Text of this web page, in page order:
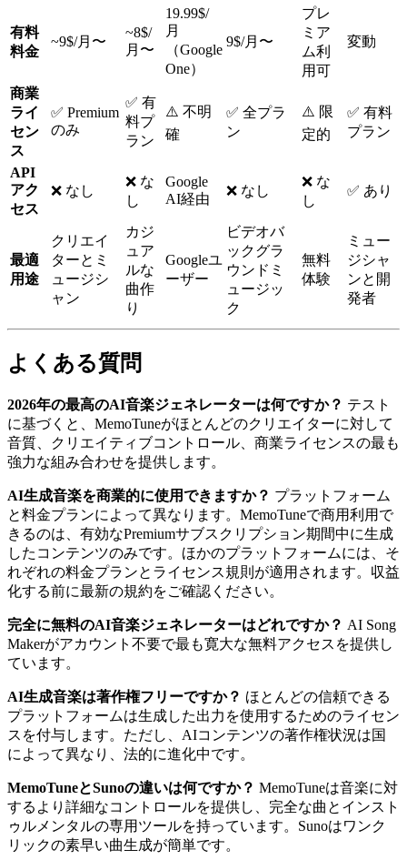
有料
料金
~9$/月〜
~8$/
月〜
19.99$/
月
（Google
One）
9$/月〜
プレ
ミア
ム利
用可
変動
商業
ライ
セン
ス
✅ Premium
のみ
✅ 有
料プ
ラン
⚠️ 不明
確
✅ 全プラ
ン
⚠️ 限
定的
✅ 有料
プラン
API
アク
セス
❌ なし
❌ な
し
Google
AI経由
❌ なし
❌ な
し
✅ あり
最適
用途
クリエイ
ターとミ
ュージシ
ャン
カジ
ュア
ルな
曲作
り
Googleユ
ーザー
ビデオバ
ックグラ
ウンドミ
ュージッ
ク
無料
体験
ミュー
ジシャ
ンと開
発者
よくある質問
2026年の最高のAI音楽ジェネレーターは何ですか？ テスト
に基づくと、MemoTuneがほとんどのクリエイターに対して
音質、クリエイティブコントロール、商業ライセンスの最も
強力な組み合わせを提供します。
AI生成音楽を商業的に使用できますか？ プラットフォーム
と料金プランによって異なります。MemoTuneで商用利用で
きるのは、有効なPremiumサブスクリプション期間中に生成
したコンテンツのみです。ほかのプラットフォームには、そ
れぞれの料金プランとライセンス規則が適用されます。収益
化する前に最新の規約をご確認ください。
完全に無料のAI音楽ジェネレーターはどれですか？ AI Song
Makerがアカウント不要で最も寛大な無料アクセスを提供し
ています。
AI生成音楽は著作権フリーですか？ ほとんどの信頼できる
プラットフォームは生成した出力を使用するためのライセン
スを付与します。ただし、AIコンテンツの著作権状況は国
によって異なり、法的に進化中です。
MemoTuneとSunoの違いは何ですか？ MemoTuneは音楽に対
するより詳細なコントロールを提供し、完全な曲とインスト
ゥルメンタルの専用ツールを持っています。Sunoはワンク
リックの素早い曲生成が簡単です。